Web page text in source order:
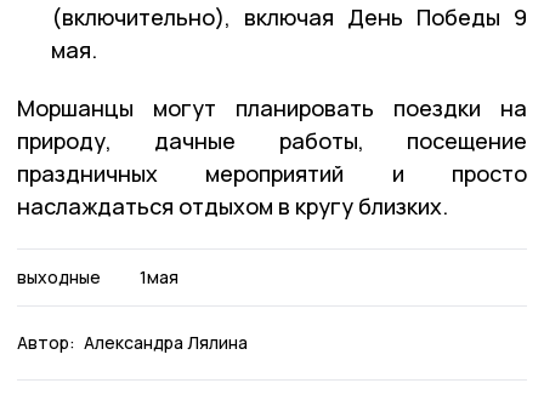
(включительно), включая День Победы 9
мая.
Моршанцы могут планировать поездки на
природу, дачные работы, посещение
праздничных мероприятий и просто
наслаждаться отдыхом в кругу близких.
выходные 1мая
Автор: Александра Лялина